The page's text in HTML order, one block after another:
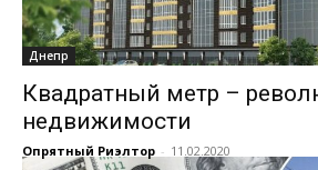
Днепр
Квадратный метр –
недвижимости
Опрятный Риэлтор - 11.02.2020